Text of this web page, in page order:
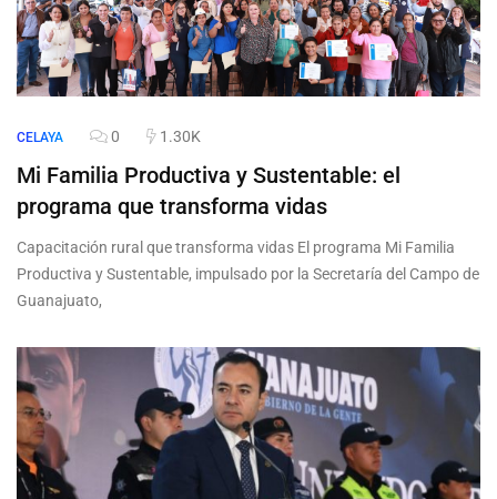
CELAYA 0 1.30K
Mi Familia Productiva y Sustentable: el
programa que transforma vidas
Capacitación rural que transforma vidas El programa Mi Familia
Productiva y Sustentable, impulsado por la Secretaría del Campo de
Guanajuato,